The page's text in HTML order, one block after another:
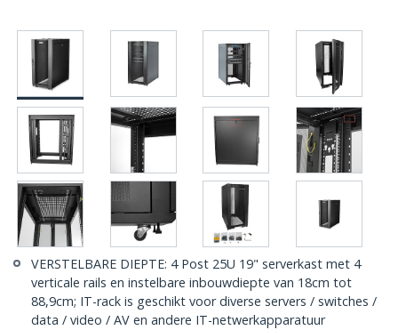
VERSTELBARE DIEPTE: 4 Post 25U 19" serverkast met 4
verticale rails en instelbare inbouwdiepte van 18cm tot
88,9cm; IT-rack is geschikt voor diverse servers / switches /
data / video / AV en andere IT-netwerkapparatuur